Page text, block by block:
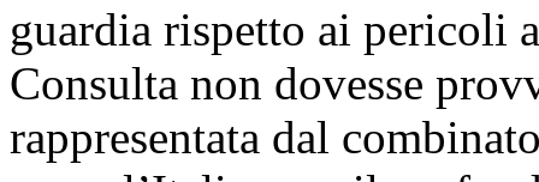
guardia rispetto ai pericoli
Consulta non dovesse
rappresentata dal